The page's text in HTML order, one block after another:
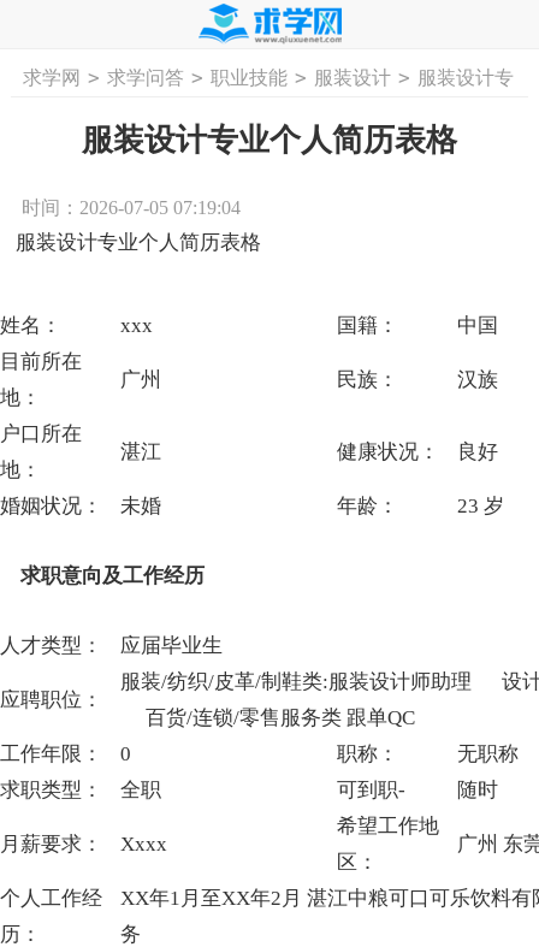
首页 工作计划 活动计划 学习计划
求学网 > 求学问答 > 职业技能 > 服装设计 > 服装设计专
服装设计专业个人简历表格
时间：2026-07-05 07:19:04
服装设计专业个人简历表格
姓名： xxx 国籍：
中国
目前所在
地：
广州 民族： 汉族
户口所在
地：
湛江 健康状况： 良好
婚姻状况： 未婚 年龄： 23 岁
求职意向及工作经历
人才类型： 应届毕业生
应聘职位：
服装/纺织/皮革/制鞋类:服装设计师助理 设
百货/连锁/零售服务类 跟单QC
工作年限：
0 职称：
无职称
求职类型：
全职 可到职- 随时
月薪要求： Xxxx
希望工作地
区：
广州 东
个人工作经
历：
XX年1月至XX年2月 湛江中粮可口可乐饮料有
务